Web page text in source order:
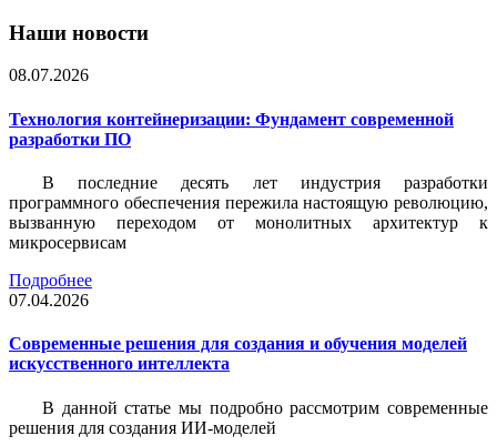
Наши новости
08.07.2026
Технология контейнеризации: Фундамент современной
разработки ПО
В последние десять лет индустрия разработки
программного обеспечения пережила настоящую революцию,
вызванную переходом от монолитных архитектур к
микросервисам
Подробнее
07.04.2026
Современные решения для создания и обучения моделей
искусственного интеллекта
В данной статье мы подробно рассмотрим современные
решения для создания ИИ-моделей